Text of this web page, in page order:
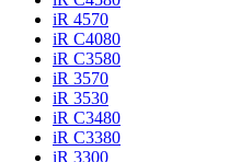
iR 4570
iR C4080
iR C3580
iR 3570
iR 3530
iR C3480
iR C3380
iR 3300